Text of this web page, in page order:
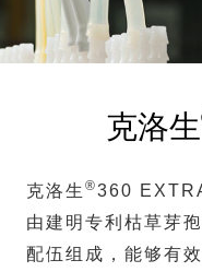
克洛生
克洛生 ®360
由建明专利枯草芽
配伍组成，能够有